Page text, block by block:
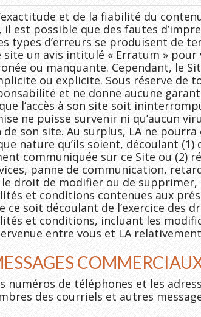
et de la fiabilité du
est possible que des fautes
types d’erreurs se produisent de
un avis intitulé « Erratum »
ou manquante. Cependant, le
ou explicite. Sous réserve de
et ne donne aucune
l’accès à son site soit
ne puisse survenir ni qu’aucun
son site. Au surplus, LA ne
nature qu’ils soient, découlant (1)
communiquée sur ce Site ou (2)
panne de communication,
droit de modifier ou de
et conditions contenues aux
ce soit découlant de l’exercice des
et conditions, incluant les
entre vous et LA
de téléphones et les
des courriels et autres